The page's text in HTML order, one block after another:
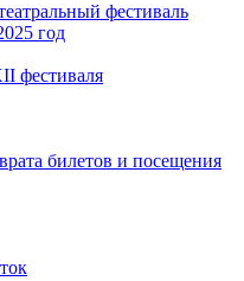
фестиваль
год
фестиваля
билетов и посещения